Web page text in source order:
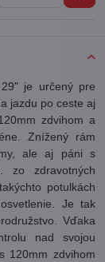
je určený pre
jazdu po ceste aj
zdvihom a
Znížený rám
ale aj páni s
zo zdravotných
potulkách
Je tak
Vďaka
nad svojou
120mm zdvihom